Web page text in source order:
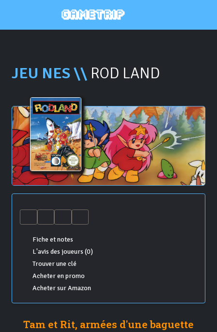
JEU NES \\ ROD LAND
Fiche et notes
L'avis des joueurs (0)
Trouver une clé
Acheter en promo
Acheter sur Amazon
Tam et Rit, armées d'une baguette